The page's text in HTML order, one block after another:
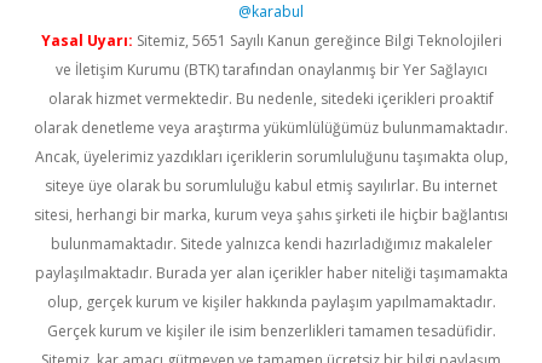
@karabul
Yasal Uyarı: Sitemiz, 5651 Sayılı Kanun gereğince Bilgi Teknolojileri
ve İletişim Kurumu (BTK) tarafından onaylanmış bir Yer Sağlayıcı
olarak hizmet vermektedir. Bu nedenle, sitedeki içerikleri proaktif
olarak denetleme veya araştırma yükümlülüğümüz bulunmamaktadır.
Ancak, üyelerimiz yazdıkları içeriklerin sorumluluğunu taşımakta olup,
siteye üye olarak bu sorumluluğu kabul etmiş sayılırlar. Bu internet
sitesi, herhangi bir marka, kurum veya şahıs şirketi ile hiçbir bağlantısı
bulunmamaktadır. Sitede yalnızca kendi hazırladığımız makaleler
paylaşılmaktadır. Burada yer alan içerikler haber niteliği taşımamakta
olup, gerçek kurum ve kişiler hakkında paylaşım yapılmamaktadır.
Gerçek kurum ve kişiler ile isim benzerlikleri tamamen tesadüfidir.